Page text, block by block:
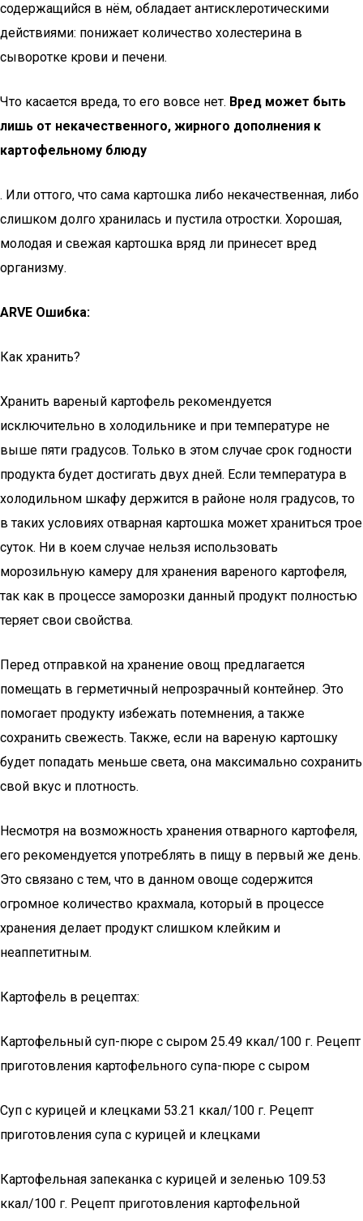
содержащийся в нём, обладает антисклеротическими
действиями: понижает количество холестерина в
сыворотке крови и печени.
Что касается вреда, то его вовсе нет. Вред может быть
лишь от некачественного, жирного дополнения к
картофельному блюду
. Или оттого, что сама картошка либо некачественная, либо
слишком долго хранилась и пустила отростки. Хорошая,
молодая и свежая картошка вряд ли принесет вред
организму.
ARVE Ошибка:
Как хранить?
Хранить вареный картофель рекомендуется
исключительно в холодильнике и при температуре не
выше пяти градусов. Только в этом случае срок годности
продукта будет достигать двух дней. Если температура в
холодильном шкафу держится в районе ноля градусов, то
в таких условиях отварная картошка может храниться трое
суток. Ни в коем случае нельзя использовать
морозильную камеру для хранения вареного картофеля,
так как в процессе заморозки данный продукт полностью
теряет свои свойства.
Перед отправкой на хранение овощ предлагается
помещать в герметичный непрозрачный контейнер. Это
помогает продукту избежать потемнения, а также
сохранить свежесть. Также, если на вареную картошку
будет попадать меньше света, она максимально сохранить
свой вкус и плотность.
Несмотря на возможность хранения отварного картофеля,
его рекомендуется употреблять в пищу в первый же день.
Это связано с тем, что в данном овоще содержится
огромное количество крахмала, который в процессе
хранения делает продукт слишком клейким и
неаппетитным.
Картофель в рецептах:
Картофельный суп-пюре с сыром 25.49 ккал/100 г. Рецепт
приготовления картофельного супа-пюре с сыром
Суп с курицей и клецками 53.21 ккал/100 г. Рецепт
приготовления супа с курицей и клецками
Картофельная запеканка с курицей и зеленью 109.53
ккал/100 г. Рецепт приготовления картофельной